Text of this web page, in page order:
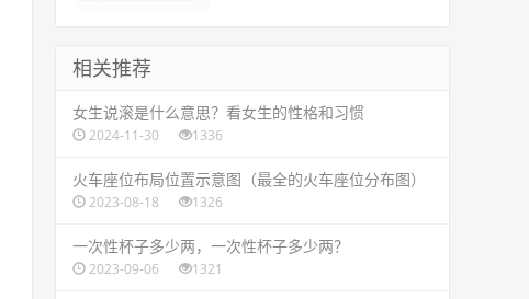
相关推荐
​女生说滚是什么意思？看女生的性格和习惯
2024-11-30 1336
​火车座位布局位置示意图（最全的火车座位分布图）
2023-08-18 1326
​一次性杯子多少两，一次性杯子多少两？
2023-09-06 1321